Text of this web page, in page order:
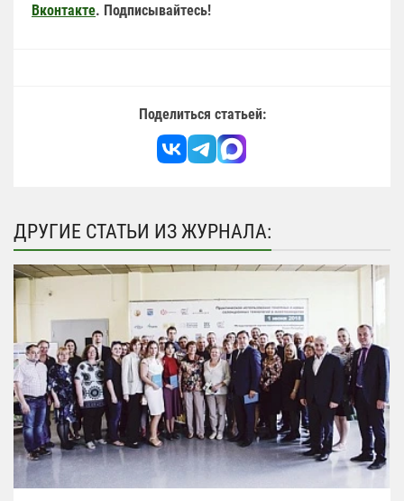
Вконтакте. Подписывайтесь!
Поделиться статьей:
ДРУГИЕ СТАТЬИ ИЗ ЖУРНАЛА: